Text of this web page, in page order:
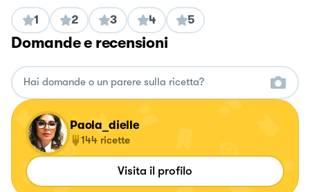
1 2 3 4 5
Domande e recensioni
Paola_dielle
144 ricette
Visita il profilo